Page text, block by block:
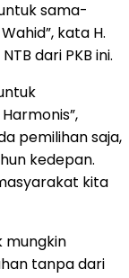
sama-
kata H.
dari PKB ini.
pemilihan saja,
kedepan.
kita
mungkin
tanpa dari